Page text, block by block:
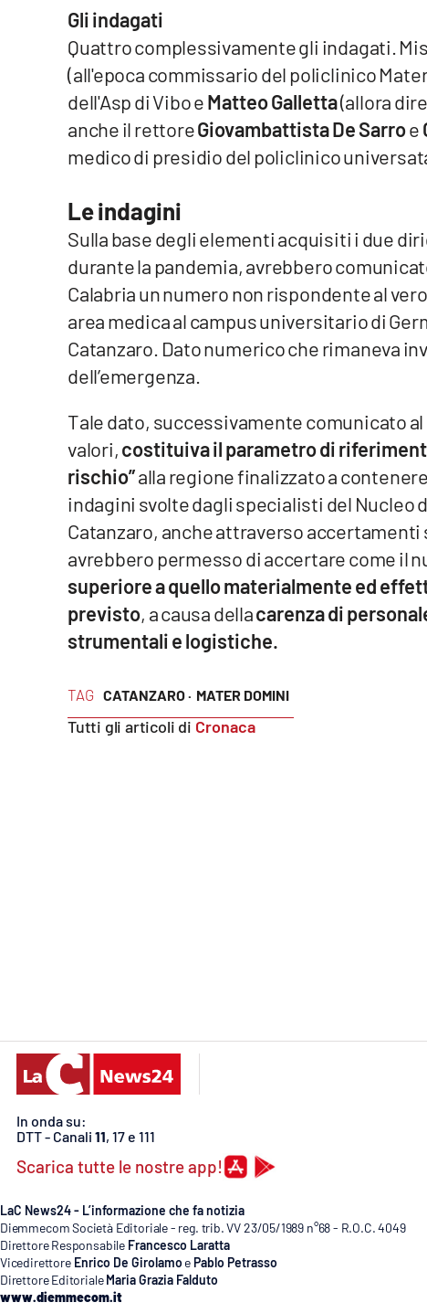
Vibo Valentia
Lamezia Terme
Calabriavisione
Destinazioni
Android
Apple
TAG CATANZARO · MATER DOMINI
Tutti gli articoli di Cronaca
Gli indagati
Quattro complessivamente gli indagati.
(all'epoca commissario del policlinico
dell'Asp di Vibo eMatteo Galletta(allora
anche il rettoreGiovambattista De Sarroe
medico di presidio del policlinico
Le indagini
Sulla base degli elementi acquisiti i due
durante la pandemia, avrebbero
Calabria un numero non rispondente al
area medica al campus universitario di
Catanzaro. Dato numerico che rimaneva
dell’emergenza.
Tale dato, successivamente comunicato
valori,costituiva il parametro di
rischio”alla regione finalizzato a
indagini svolte dagli specialisti del Nucleo
Catanzaro, anche attraverso
avrebbero permesso di accertare come il
superiore a quello materialmente ed
previsto, a causa dellacarenza di
strumentali e logistiche.
In onda su:
DTT - Canali 11, 17 e 111
Scarica tutte le nostre app!
LaC News24 - L’informazione che fa notizia
Diemmecom Società Editoriale - reg. trib. VV 23/05/1989 n°68 - R.O.C. 4049
Direttore Responsabile Francesco Laratta
Vicedirettore Enrico De Girolamo e Pablo Petrasso
Direttore Editoriale Maria Grazia Falduto
www.diemmecom.it